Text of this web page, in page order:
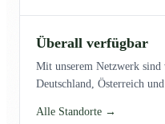
Überall verfügbar
Mit unserem Netzwerk
Deutschland, Österreich
Alle Standorte →